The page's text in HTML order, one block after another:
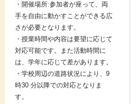
・開催場所:参加者が座って、両
手を自由に動かすことができる広
さが必要となります。
・授業時間や内容は要望に応じて
対応可能です。また活動時間に
は、学年に応じて差があります。
・学校周辺の道路状況により、9
時30 分以降での対応となりま
す。